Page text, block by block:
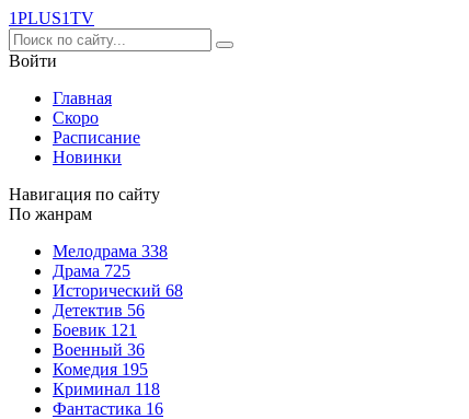
1PLUS1TV
Войти
Главная
Скоро
Расписание
Новинки
Навигация по сайту
По жанрам
Мелодрама 338
Драма 725
Исторический 68
Детектив 56
Боевик 121
Военный 36
Комедия 195
Криминал 118
Фантастика 16